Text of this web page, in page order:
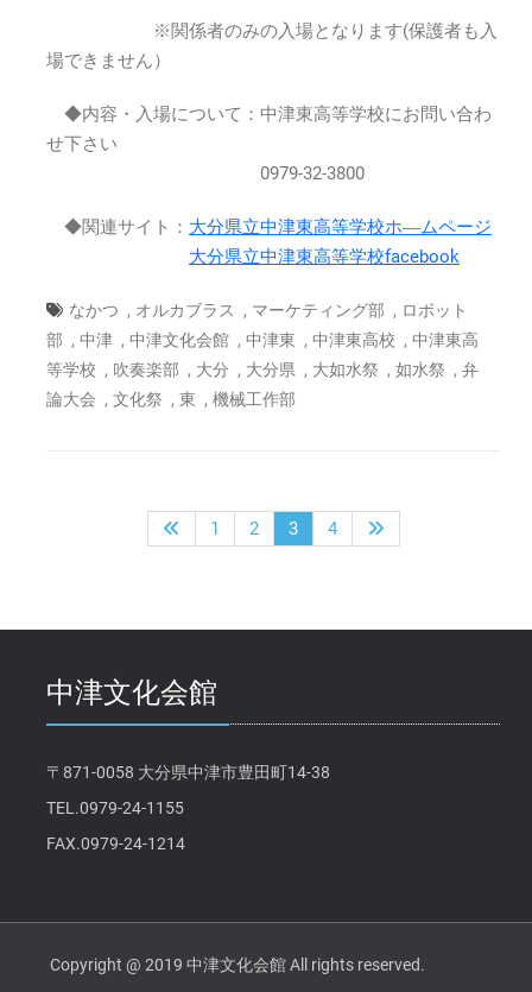
大
祭
年
月
16.17.18
日
※関係者のみの入場となります(保護者も入
場できません）
◆内容・入場について：中津東高等学校にお問い合わ
せ下さい
0979-32-3800
◆関連サイト： 大分県立中津東高等学校ホ―ムページ
大分県立中津東高等学校facebook
なかつ , オルカブラス , マーケティング部 , ロボット
部 , 中津 , 中津文化会館 , 中津東 , 中津東高校 , 中津東高
等学校 , 吹奏楽部 , 大分 , 大分県 , 大如水祭 , 如水祭 , 弁
論大会 , 文化祭 , 東 , 機械工作部
投
ペ
り
1 2 3 4
中津文化会館
〒871-0058 大分県中津市豊田町14-38
TEL.0979-24-1155
FAX.0979-24-1214
Copyright @ 2019 中津文化会館 All rights reserved.